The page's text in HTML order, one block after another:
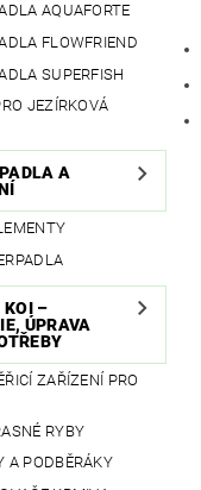
AQUAFORTE
FLOWFRIEND
SUPERFISH
JEZÍRKOVÁ
A
KOI –
ÚPRAVA
ZAŘÍZENÍ PRO
RYBY
A PODBĚRÁKY